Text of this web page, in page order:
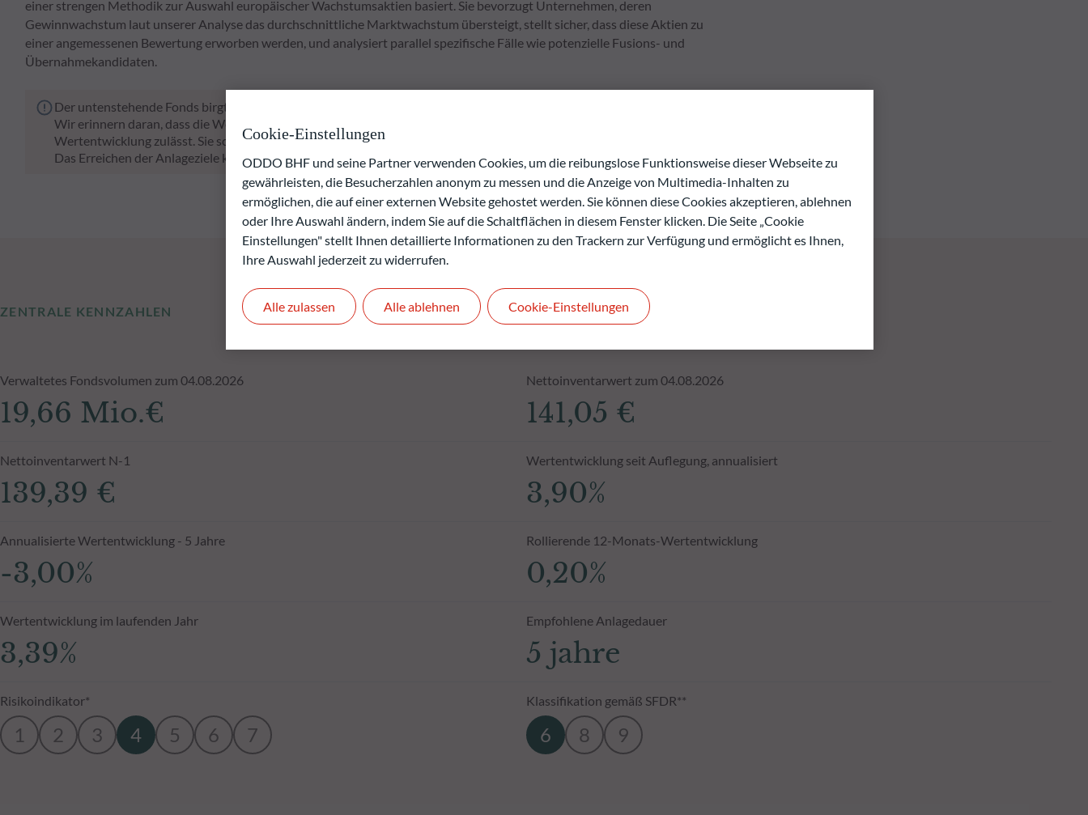
einer strengen Methodik zur Auswahl europäischer Wachstumsaktien basiert. Sie bevorzugt Unternehmen, deren
Gewinnwachstum laut unserer Analyse das durchschnittliche Marktwachstum übersteigt, stellt sicher, dass diese Aktien zu
einer angemessenen Bewertung erworben werden, und analysiert parallel spezifische Fälle wie potenzielle Fusions- und
Übernahmekandidaten.
Der untenstehende Fonds birgt das Risiko eines Kapitalverlusts.
Wir erinnern daran, dass die Wertentwicklung in der Vergangenheit keine Rückschlüsse auf die künftige
Wertentwicklung zulässt. Sie schwankt im Laufe der Zeit.
Das Erreichen der Anlageziele kann nicht garantiert werden.
ZENTRALE KENNZAHLEN
Verwaltetes Fondsvolumen zum 04.08.2026
19,66 Mio.€
Nettoinventarwert zum 04.08.2026
141,05 €
Nettoinventarwert N-1
139,39 €
Wertentwicklung seit Auflegung, annualisiert
3,90%
Annualisierte Wertentwicklung - 5 Jahre
-3,00%
Rollierende 12-Monats-Wertentwicklung
0,20%
Wertentwicklung im laufenden Jahr
3,39%
Empfohlene Anlagedauer
5 jahre
Risikoindikator*
1 2 3 4 5 6 7
Klassifikation gemäß SFDR**
6 8 9
Cookie-Einstellungen
ODDO BHF und seine Partner verwenden Cookies, um die reibungslose Funktionsweise dieser Webseite zu
gewährleisten, die Besucherzahlen anonym zu messen und die Anzeige von Multimedia-Inhalten zu
ermöglichen, die auf einer externen Website gehostet werden. Sie können diese Cookies akzeptieren, ablehnen
oder Ihre Auswahl ändern, indem Sie auf die Schaltflächen in diesem Fenster klicken. Die Seite „Cookie
Einstellungen" stellt Ihnen detaillierte Informationen zu den Trackern zur Verfügung und ermöglicht es Ihnen,
Ihre Auswahl jederzeit zu widerrufen.
Alle ablehnen
Alle zulassen Cookie-Einstellungen